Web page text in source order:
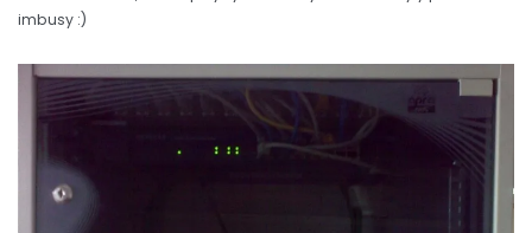
imbusy :)